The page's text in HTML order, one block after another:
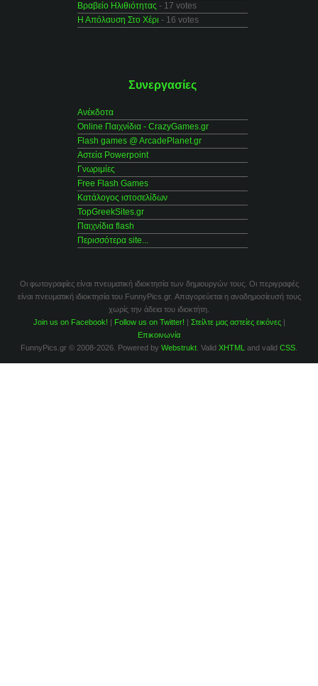
Βραβείο Ηλιθιότητας - 17 votes
Η Απόλαυση Στο Χέρι - 16 votes
Συνεργασίες
Ανέκδοτα
Online Παιχνίδια - CrazyGames.gr
Flash games @ ArcadePlanet.gr
Αστεία Powerpoint
Γνωριμίες
Free Flash Games
Κατάλογος ιστοσελίδων
TopGreekSites.gr
Παιχνίδια flash
Περισσότερα site...
Οι φωτογραφίες είναι πνευματική ιδιοκτησία των δημιουργών τους. Οι περιγραφές
είναι πνευματική ιδιοκτησία του FunnyPics.gr. Απαγορεύεται η αναδημοσίευσή τους
χωρίς την άδεια του ιδιοκτήτη.
Join us on Facebook! | Follow us on Twitter! | Στείλτε μας αστείες εικόνες|
Επικοινωνία
FunnyPics.gr © 2008-2026. Powered by Webstrukt . Valid XHTML and valid CSS